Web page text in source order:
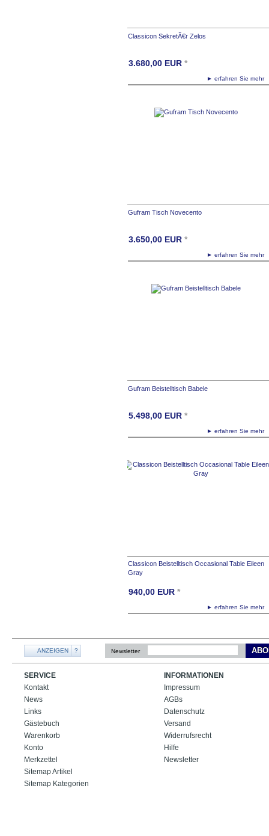
Classicon SekretÃ€r Zelos
► erfahren Sie
3.680,00 EUR *
Gufram Tisch Novecento
► erfahren Sie
3.650,00 EUR *
Gufram Beistelltisch Babele
► erfahren Sie
5.498,00 EUR *
Classicon Beistelltisch Occasional Table Eileen
Gray
► erfahren Sie
940,00 EUR *
ANZEIGEN ? Newsletter
SERVICE
Kontakt
News
Links
Gästebuch
Warenkorb
Konto
Merkzettel
Sitemap Artikel
Sitemap Kategorien
INFORMATIONEN
Impressum
AGBs
Datenschutz
Versand
Widerrufsrecht
Hilfe
Newsletter